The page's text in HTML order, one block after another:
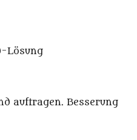
Lösung
auftragen. Besserung